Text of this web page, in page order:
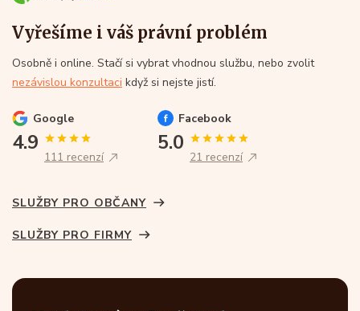
Vyřešíme i váš právní problém
Osobně i online. Stačí si vybrat vhodnou službu, nebo zvolit
nezávislou konzultaci když si nejste jistí.
Google
4.9
111 recenzí
Facebook
5.0
21 recenzí
SLUŽBY PRO OBČANY
SLUŽBY PRO FIRMY